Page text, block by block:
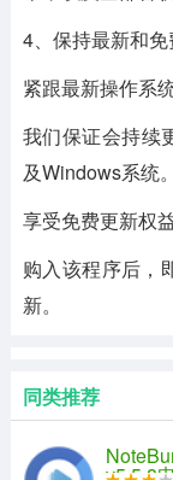
4、保持最新和
紧跟最新操作系
我们保证会持续
及Windows系统。
享受免费更新权
购入该程序后，
新。
同类推荐